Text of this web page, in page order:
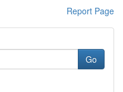
Report Page
Go